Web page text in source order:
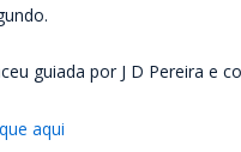
guiada por J D Pereira e
aqui